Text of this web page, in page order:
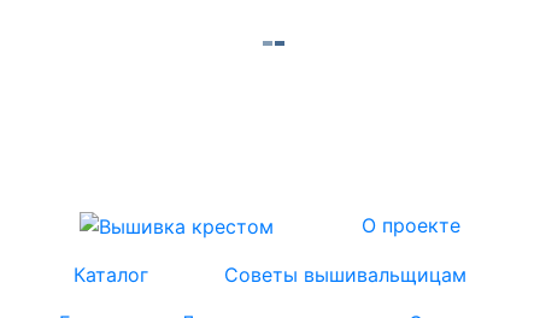
О проекте
Каталог
Советы вышивальщицам